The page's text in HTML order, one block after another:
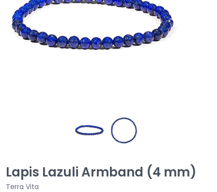
Lapis Lazuli Armband (4 mm)
Terra Vita